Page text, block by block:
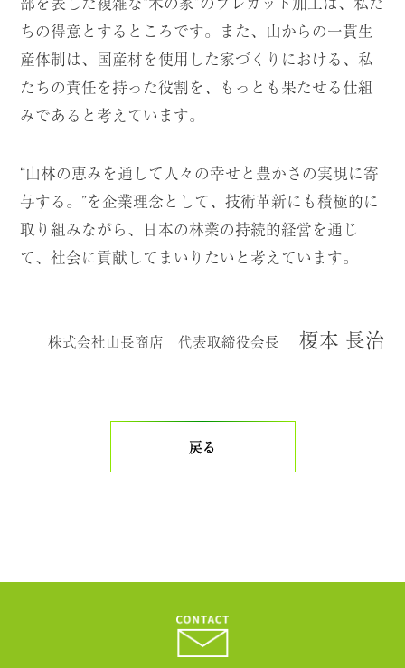
ちの得意とするところです。また、山からの一貫生
産体制は、国産材を使用した家づくりにおける、私
たちの責任を持った役割を、もっとも果たせる仕組
みであると考えています。
“山林の恵みを通して人々の幸せと豊かさの実現に寄
与する。”を企業理念として、技術革新にも積極的に
取り組みながら、日本の林業の持続的経営を通じ
て、社会に貢献してまいりたいと考えています。
株式会社山長商店 代表取締役会長 榎本 長治
戻る